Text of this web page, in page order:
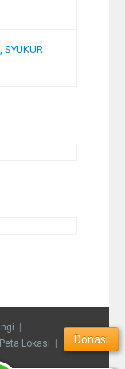
SYUKUR
Peta Lokasi
Donasi